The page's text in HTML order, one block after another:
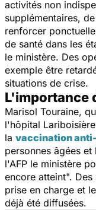
activités non
supplémentaires,
renforcer
de santé dans les
le ministère. Des
exemple être
situations de crise.
L'importance
Marisol Touraine,
l'hôpital
la vaccination
personnes âgées
l'AFP le ministère
encore atteint". Des
prise en charge et
déjà été diffusées.